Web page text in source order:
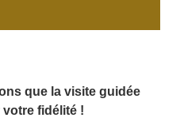
que la visite guidée
fidélité !